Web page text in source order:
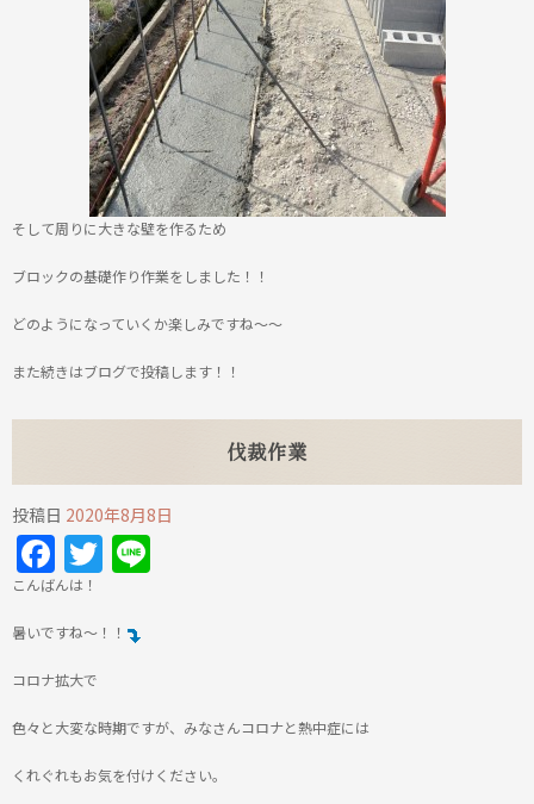
そして周りに大きな壁を作るため
ブロックの基礎作り作業をしました！！
どのようになっていくか楽しみですね～～
また続きはブログで投稿します！！
伐裁作業
投稿日 2020年8月8日
Facebook
Twitter
こんばんは！
暑いですね～！！
コロナ拡大で
色々と大変な時期ですが、みなさんコロナと熱中症には
くれぐれもお気を付けください。